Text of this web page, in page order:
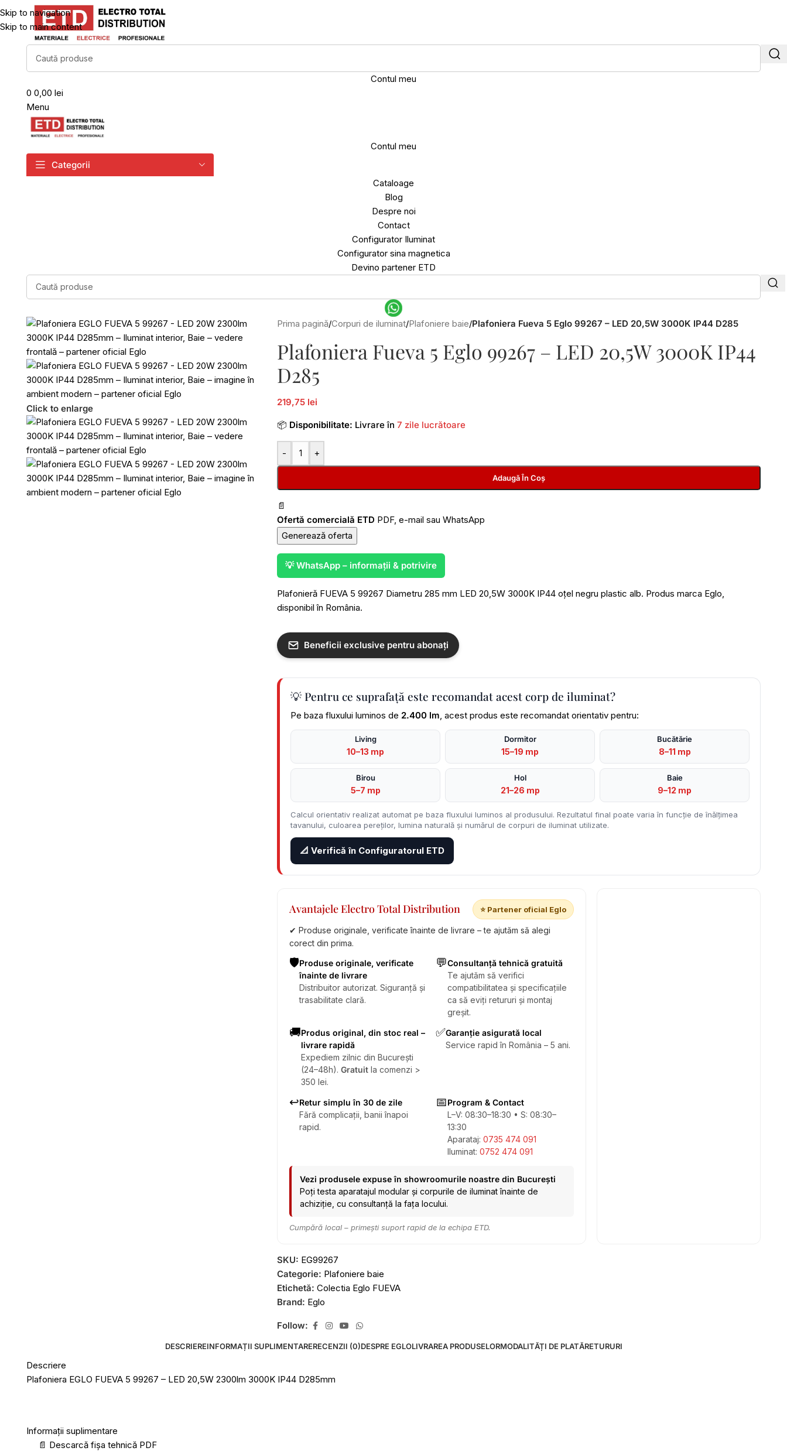
Skip to navigation
Skip to main content
Contul meu
0 0,00 lei
Menu
Contul meu
Categorii
Cataloage
Blog
Despre noi
Contact
Configurator Iluminat
Configurator sina magnetica
Devino partener ETD
Click to enlarge
Prima pagină/Corpuri de iluminat/Plafoniere baie/Plafoniera Fueva 5 Eglo 99267 – LED 20,5W 3000K IP44 D285
Plafoniera Fueva 5 Eglo 99267 – LED 20,5W 3000K IP44
D285
219,75 lei
📦 Disponibilitate: Livrare în 7 zile lucrătoare
- +
Adaugă În Coș
📄
Ofertă comercială ETD PDF, e-mail sau WhatsApp
Generează oferta
💡 WhatsApp – informații & potrivire
Plafonieră FUEVA 5 99267 Diametru 285 mm LED 20,5W 3000K IP44 oțel negru plastic alb. Produs marca Eglo,
disponibil în România.
Beneficii exclusive pentru abonați
💡 Pentru ce suprafață este recomandat acest corp de iluminat?
Pe baza fluxului luminos de 2.400 lm , acest produs este recomandat orientativ pentru:
Living
10–13 mp
Dormitor
15–19 mp
Bucătărie
8–11 mp
Birou
5–7 mp
Hol
21–26 mp
Baie
9–12 mp
Calcul orientativ realizat automat pe baza fluxului luminos al produsului. Rezultatul final poate varia în funcție de înălțimea
tavanului, culoarea pereților, lumina naturală și numărul de corpuri de iluminat utilizate.
📐 Verifică în Configuratorul ETD
Avantajele Electro Total Distribution ⭐ Partener oficial Eglo
✔ Produse originale, verificate înainte de livrare – te ajutăm să alegi
corect din prima.
🛡️Produse originale, verificate
înainte de livrare
Distribuitor autorizat. Siguranță și
trasabilitate clară.
💬Consultanță tehnică gratuită
Te ajutăm să verifici
compatibilitatea și specificațiile
ca să eviți retururi și montaj
greșit.
🚚Produs original, din stoc real –
livrare rapidă
Expediem zilnic din București
(24–48h). Gratuit la comenzi >
350 lei.
✅Garanție asigurată local
Service rapid în România – 5 ani.
↩️Retur simplu în 30 de zile
Fără complicații, banii înapoi
rapid.
📅Program & Contact
L–V: 08:30–18:30 • S: 08:30–
13:30
Aparataj: 0735 474 091
Iluminat: 0752 474 091
Vezi produsele expuse în showroomurile noastre din București
Poți testa aparatajul modular și corpurile de iluminat înainte de
achiziție, cu consultanță la fața locului.
Cumpără local – primești suport rapid de la echipa ETD.
SKU: EG99267
Categorie: Plafoniere baie
Etichetă: Colectia Eglo FUEVA
Brand: Eglo
Follow:
DESCRIEREINFORMAȚII SUPLIMENTARERECENZII (0)DESPRE EGLOLIVRAREA PRODUSELORMODALITĂȚI DE PLATĂRETURURI
Descriere
Plafoniera EGLO FUEVA 5 99267 – LED 20,5W 2300lm 3000K IP44 D285mm
Informații suplimentare
📄 Descarcă fișa tehnică PDF